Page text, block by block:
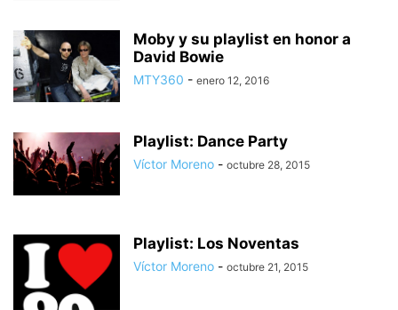
Moby y su playlist en honor a
David Bowie
MTY360 - enero 12, 2016
Playlist: Dance Party
Víctor Moreno - octubre 28, 2015
Playlist: Los Noventas
Víctor Moreno - octubre 21, 2015